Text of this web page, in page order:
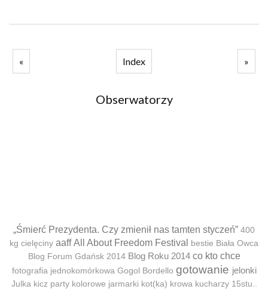
« Index »
Obserwatorzy
„Śmierć Prezydenta. Czy zmienił nas tamten styczeń” 400
kg cielęciny aaff All About Freedom Festival bestie Biała Owca
Blog Forum Gdańsk 2014 Blog Roku 2014 co kto chce
fotografia jednokomórkowa Gogol Bordello gotowanie jelonki
Julka kicz party kolorowe jarmarki kot(ka) krowa kucharzy 15stu..